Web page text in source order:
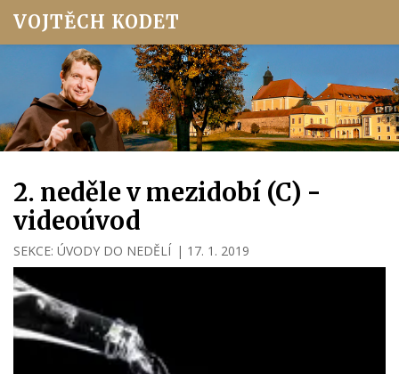
VOJTĚCH KODET
2. neděle v mezidobí (C) -
videoúvod
SEKCE: ÚVODY DO NEDĚLÍ | 17. 1. 2019